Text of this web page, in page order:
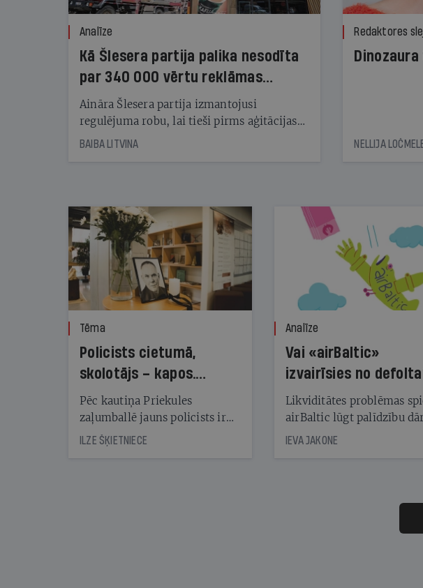
Analīze
Kā Šlesera partija palika nesodīta
par 340 000 vērtu reklāmas
kampaņu
Aināra Šlesera partija izmantojusi
regulējuma robu, lai tieši pirms aģitācijas
starta izreklamētos par summu, kas
BAIBA LITVINA
Redaktores
NELLIJA
Tēma
Policists cietumā,
skolotājs – kapos.
Reibuma cena Priekulē
Pēc kautiņa Priekules
zaļumballē jauns policists ir
nonācis cietumā, bet
cienījams pedagogs — kapos.
ILZE ŠĶIETNIECE
Analīze
Vai «airBaltic»
izvairīsies no
Likviditātes problēmas
airBaltic lūgt palīdzību
obligāciju turētājiem, taču
samaksāt augstos
kas jāpārskaita jau trīs
pirms nākamās sapulces
IEVA JAKONE